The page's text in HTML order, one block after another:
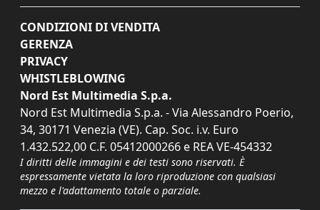
CONDIZIONI DI VENDITA
GERENZA
PRIVACY
WHISTLEBLOWING
Nord Est Multimedia S.p.a.
Nord Est Multimedia S.p.a. - Via Alessandro Poerio,
34, 30171 Venezia (VE). Cap. Soc. i.v. Euro
1.432.522,00 C.F. 05412000266 e REA VE-454332
I diritti delle immagini e dei testi sono riservati. È
espressamente vietata la loro riproduzione con qualsiasi
mezzo e l'adattamento totale o parziale.